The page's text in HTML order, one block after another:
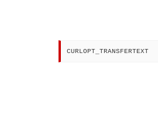
CURLOPT_TRANSFERTEXT